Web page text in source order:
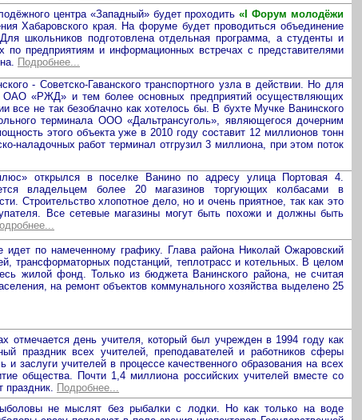
центра «Западный» будет проходить«I Форум молодёжи
Хабаровского края. На форуме будет проводиться объединение
школьников подготовлена отдельная программа, а студенты и
по предприятиям и информационных встречах с представителями
Подробнее...
- Советско-Гаванского транспортного узла в действии. Но для
ОАО «РЖД» и тем более основных предприятий осуществляющих
все не так безоблачно как хотелось бы. В бухте Мучке Ванинского
терминала ООО «Дальтрансуголь», являющегося дочерним
этого объекта уже в 2010 году составит 12 миллионов тонн
наладочных работ терминал отгрузил 3 миллиона, при этом поток
открылся в поселке Ванино по адресу улица Портовая 4.
владельцем более 20 магазинов торгующих колбасами в
Строительство хлопотное дело, но и очень приятное, так как это
Все сетевые магазины могут быть похожи и должны быть
идет по намеченному графику. Глава района Николай Ожаровский
трансформаторных подстанций, теплотрасс и котельных. В целом
жилой фонд. Только из бюджета Ванинского района, не считая
на ремонт объектов коммунального хозяйства выделено 25
отмечается день учителя, который был учрежден в 1994 году как
праздник всех учителей, преподавателей и работников сферы
заслуги учителей в процессе качественного образования на всех
общества. Почти 1,4 миллиона российских учителей вместе со
праздник. Подробнее...
не мыслят без рыбалки с лодки. Но как только на воде